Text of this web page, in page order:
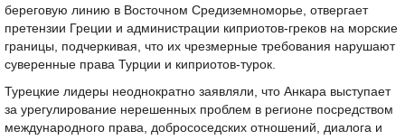
береговую линию в Восточном Средиземноморье, отвергает
претензии Греции и администрации киприотов-греков на морские
границы, подчеркивая, что их чрезмерные требования нарушают
суверенные права Турции и киприотов-турок.
Турецкие лидеры неоднократно заявляли, что Анкара выступает
за урегулирование нерешенных проблем в регионе посредством
международного права, добрососедских отношений, диалога и